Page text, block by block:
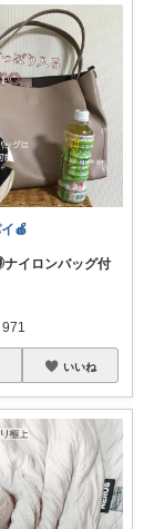
🍎
ナイロンバッグ付
971
いいね